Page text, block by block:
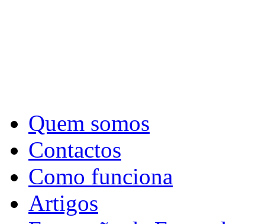
Quem somos
Contactos
Como funciona
Artigos